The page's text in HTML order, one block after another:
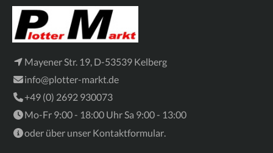
Mayener Str. 19, D-53539 Kelberg
info@plotter-markt.de
+49 (0) 2692 930073
Mo-Fr 9:00 - 18:00 Uhr Sa 9:00 - 13:00
oder über unser Kontaktformular.